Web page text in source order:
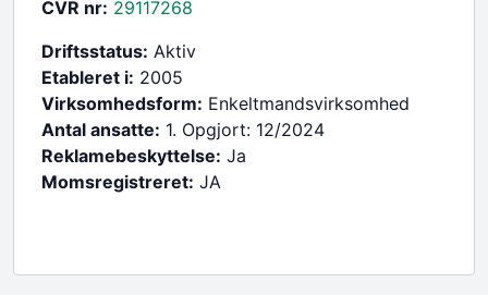
CVR nr: 29117268
Driftsstatus: Aktiv
Etableret i: 2005
Virksomhedsform: Enkeltmandsvirksomhed
Antal ansatte: 1. Opgjort: 12/2024
Reklamebeskyttelse: Ja
Momsregistreret: JA